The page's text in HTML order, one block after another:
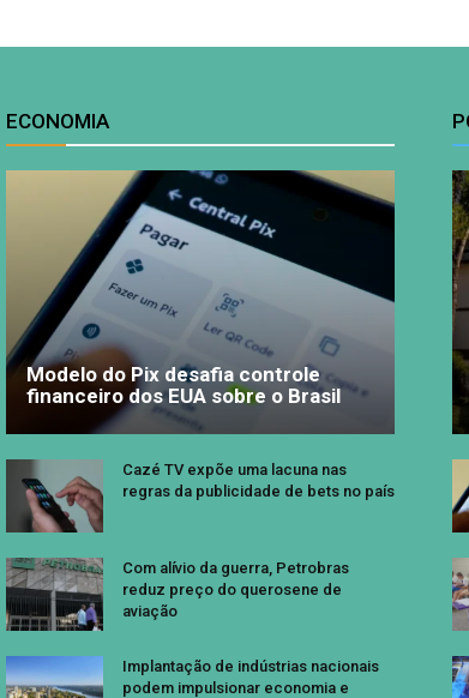
ECONOMIA
Modelo do Pix desafia controle
financeiro dos EUA sobre o Brasil
Cazé TV expõe uma lacuna nas
regras da publicidade de bets no país
Com alívio da guerra, Petrobras
reduz preço do querosene de
aviação
Implantação de indústrias nacionais
podem impulsionar economia e